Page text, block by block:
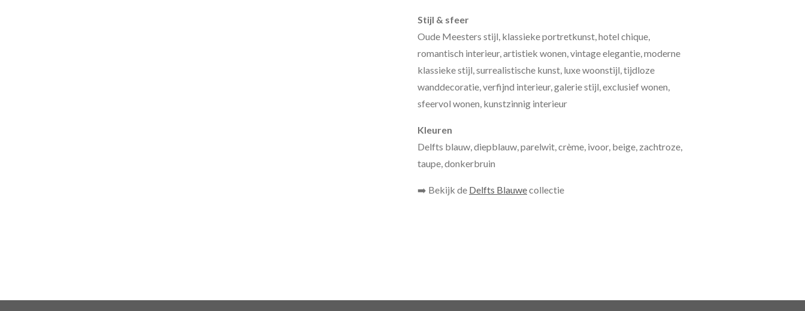
Stijl & sfeer
Oude Meesters stijl, klassieke portretkunst, hotel chique,
romantisch interieur, artistiek wonen, vintage elegantie, moderne
klassieke stijl, surrealistische kunst, luxe woonstijl, tijdloze
wanddecoratie, verfijnd interieur, galerie stijl, exclusief wonen,
sfeervol wonen, kunstzinnig interieur
Kleuren
Delfts blauw, diepblauw, parelwit, crème, ivoor, beige, zachtroze,
taupe, donkerbruin
➡️ Bekijk de Delfts Blauwecollectie